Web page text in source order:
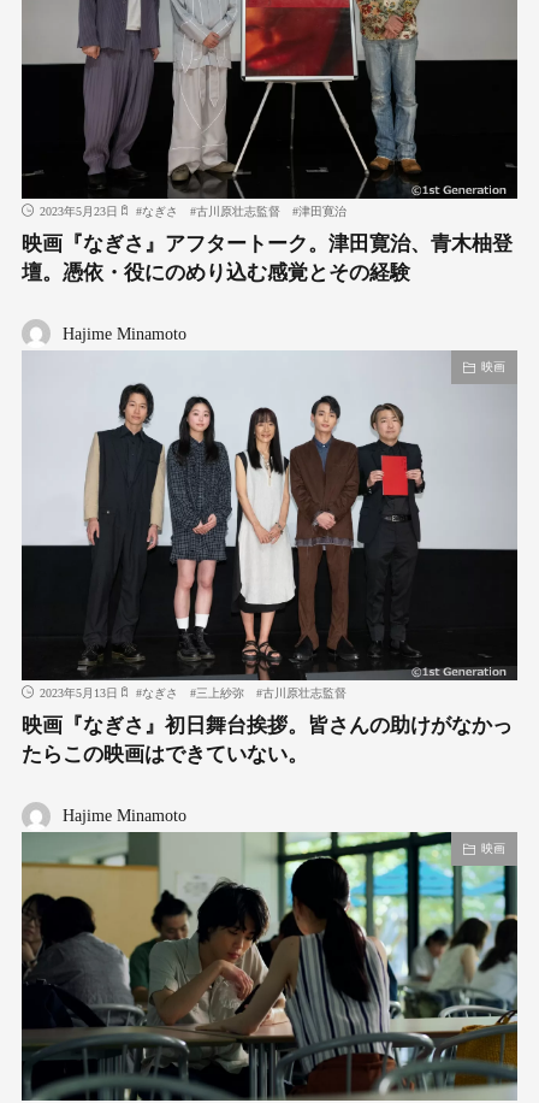
2023年5月23日 #なぎさ #古川原壮志監督 #津田寛治
映画『なぎさ』アフタートーク。津田寛治、青木柚登
壇。憑依・役にのめり込む感覚とその経験
Hajime Minamoto
映画
2023年5月13日 #なぎさ #三上紗弥 #古川原壮志監督
映画『なぎさ』初日舞台挨拶。皆さんの助けがなかっ
たらこの映画はできていない。
Hajime Minamoto
映画